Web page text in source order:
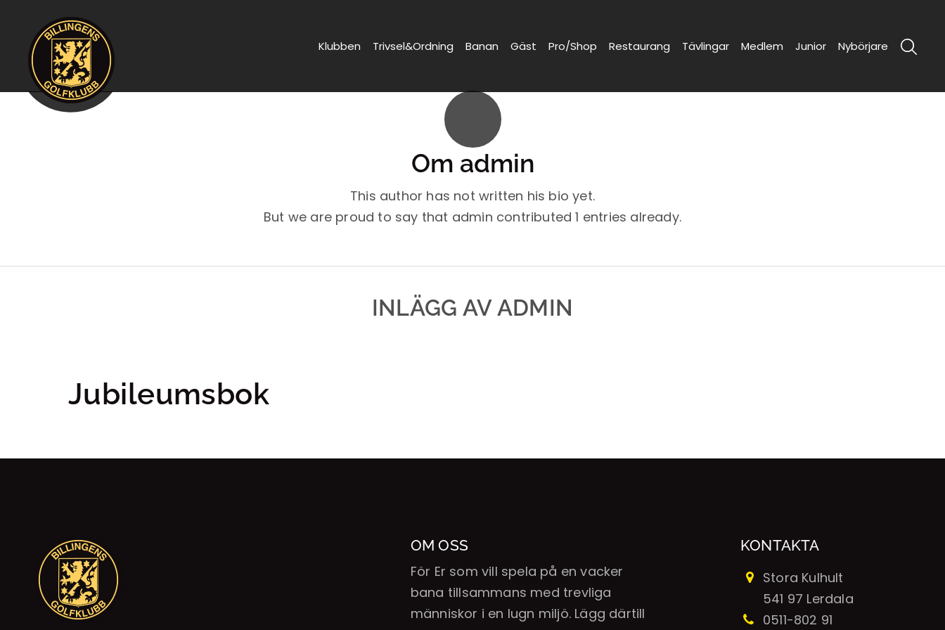
Klubben Trivsel&Ordning Banan Gäst Pro/Shop Restaurang Tävlingar Medlem Junior Nybörjare
Om admin
This author has not written his bio yet.
But we are proud to say that admin contributed 1 entries already.
INLÄGG AV ADMIN
Jubileumsbok
OM OSS
För Er som vill spela på en vacker
bana tillsammans med trevliga
människor i en lugn miljö. Lägg därtill
KONTAKTA
Stora Kulhult
541 97 Lerdala
0511-802 91